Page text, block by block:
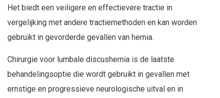
Het biedt een veiligere en effectievere tractie in
vergelijking met andere tractiemethoden en kan worden
gebruikt in gevorderde gevallen van hernia.
Chirurgie voor lumbale discushernia is de laatste
behandelingsoptie die wordt gebruikt in gevallen met
ernstige en progressieve neurologische uitval en in